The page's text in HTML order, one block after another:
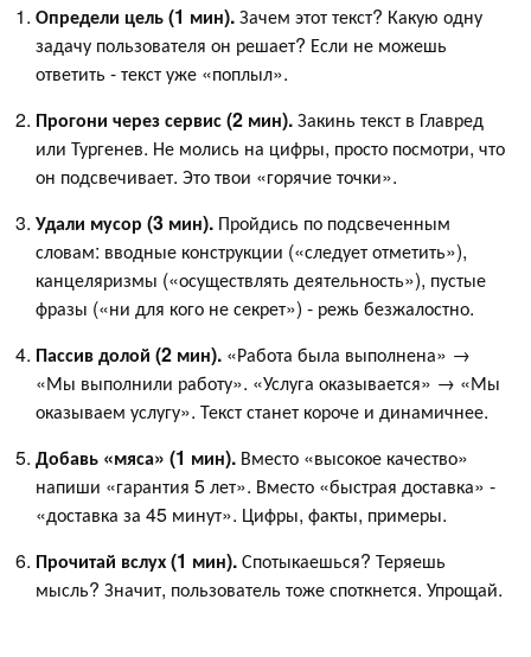
Определи цель (1 мин).Зачем этот текст? Какую одну
задачу пользователя он решает? Если не можешь
ответить - текст уже «поплыл».
Прогони через сервис (2 мин).Закинь текст в Главред
или Тургенев. Не молись на цифры, просто посмотри, что
он подсвечивает. Это твои «горячие точки».
Удали мусор (3 мин). Пройдись по подсвеченным
словам: вводные конструкции («следует отметить»),
канцеляризмы («осуществлять деятельность»), пустые
фразы («ни для кого не секрет») - режь безжалостно.
Пассив долой (2 мин). «Работа была выполнена» →
«Мы выполнили работу». «Услуга оказывается» → «Мы
оказываем услугу». Текст станет короче и динамичнее.
Добавь «мяса» (1 мин). Вместо «высокое качество»
напиши «гарантия 5 лет». Вместо «быстрая доставка» -
«доставка за 45 минут». Цифры, факты, примеры.
Прочитай вслух (1 мин).Спотыкаешься? Теряешь
мысль? Значит, пользователь тоже споткнется. Упрощай.